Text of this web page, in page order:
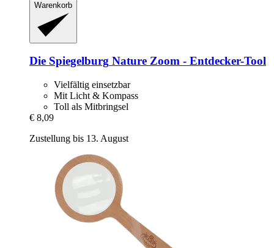
Warenkorb
Die Spiegelburg Nature Zoom -​ Entdecker-​Tool
Vielfältig einsetzbar
Mit Licht & Kompass
Toll als Mitbringsel
€ 8,09
Zustellung bis 13. August